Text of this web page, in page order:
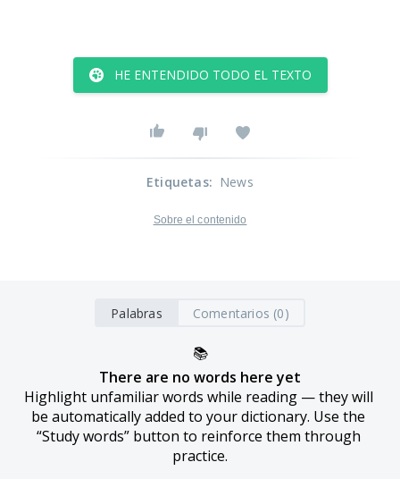
HE ENTENDIDO TODO EL TEXTO
Etiquetas: News
Sobre el contenido
Palabras Comentarios (0)
📚
There are no words here yet
Highlight unfamiliar words while reading — they will
be automatically added to your dictionary. Use the
“Study words” button to reinforce them through
practice.